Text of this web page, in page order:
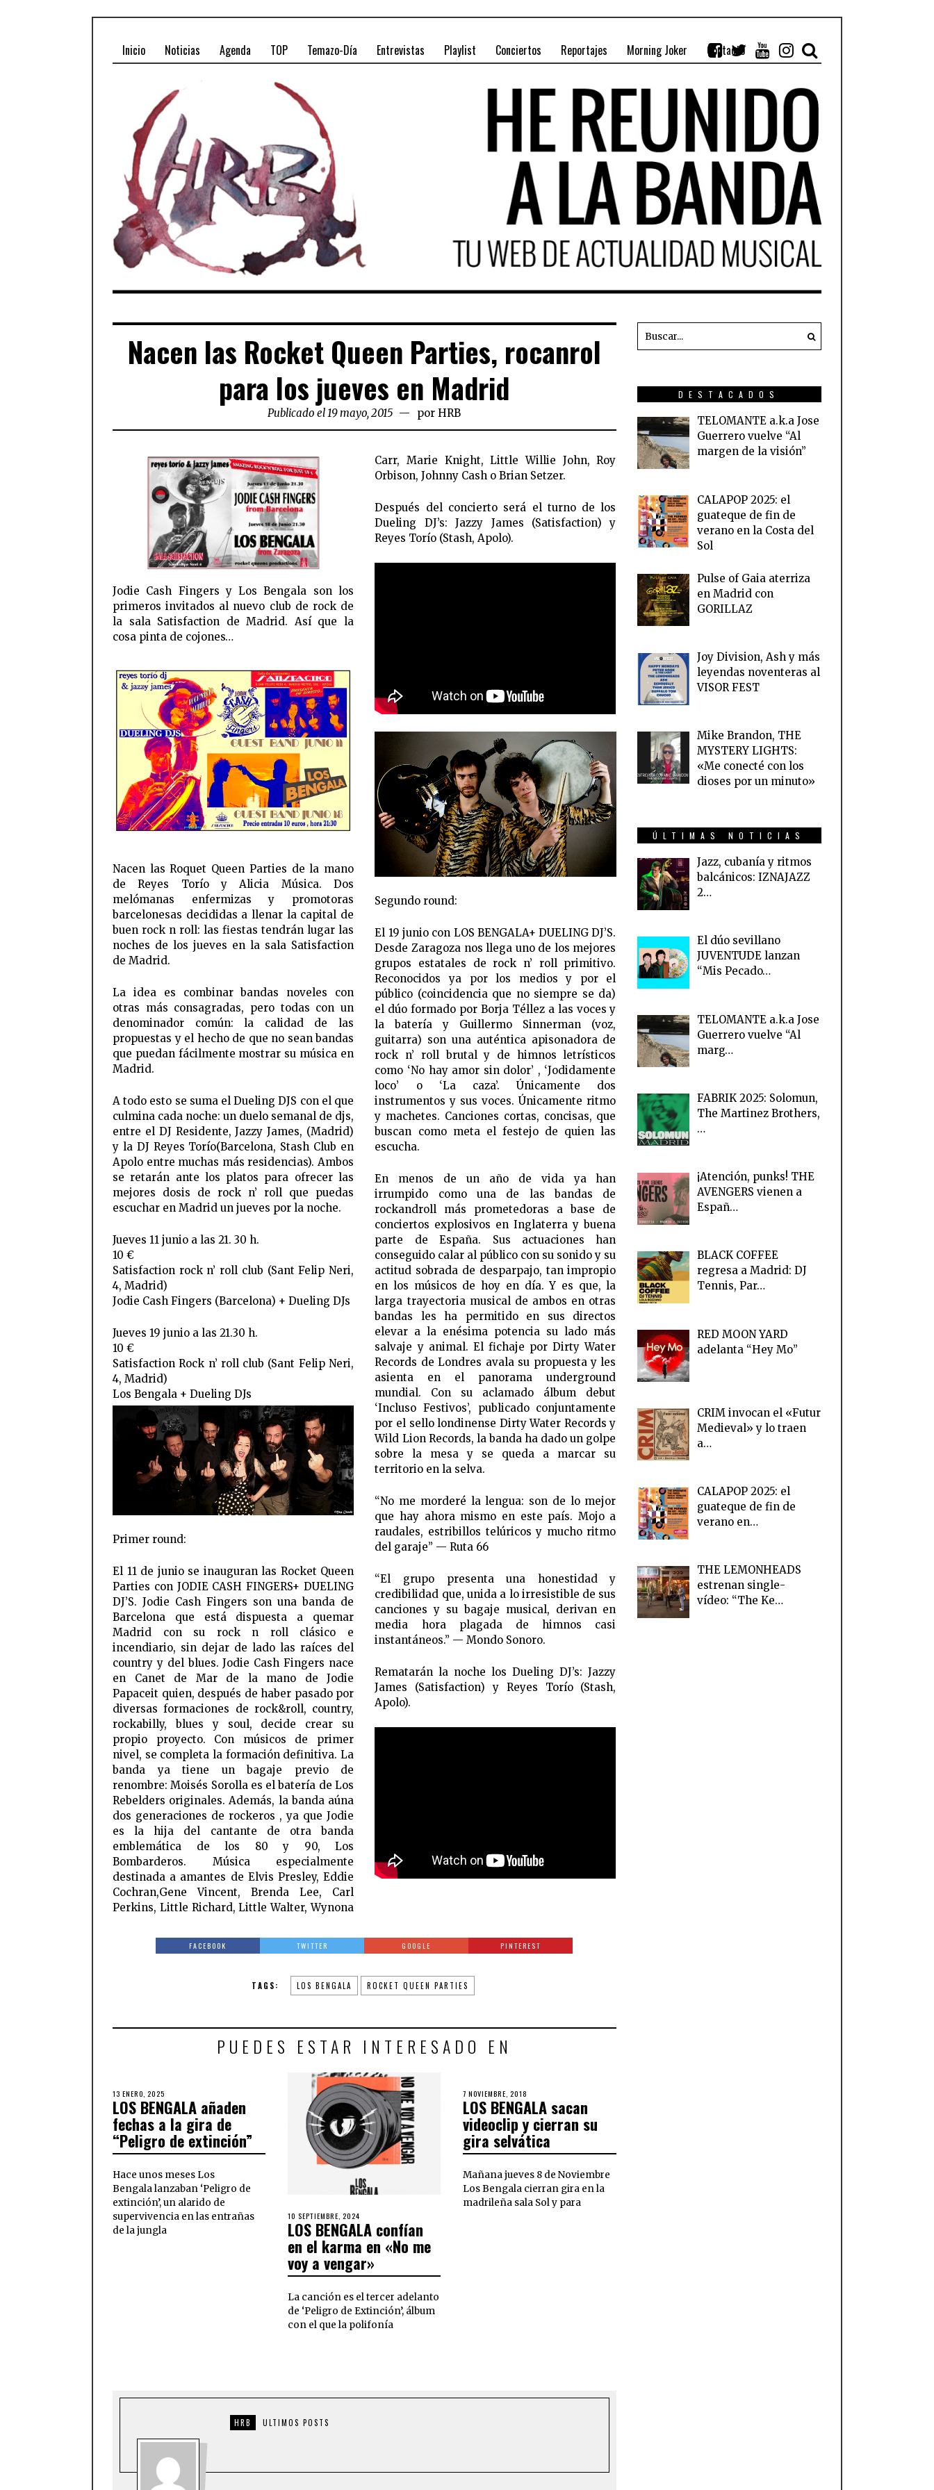
Inicio Noticias Agenda TOP Temazo-Día Entrevistas Playlist Conciertos Reportajes Morning Joker Contacto
Nacen las Rocket Queen Parties, rocanrol
para los jueves en Madrid
Publicado el 19 mayo, 2015 porHRB
Jodie Cash Fingers y Los Bengala son los
primeros invitados al nuevo club de rock de
la sala Satisfaction de Madrid. Así que la
cosa pinta de cojones…
Nacen las Roquet Queen Parties de la mano
de Reyes Torío y Alicia Música. Dos
melómanas enfermizas y promotoras
barcelonesas decididas a llenar la capital de
buen rock n roll: las fiestas tendrán lugar las
noches de los jueves en la sala Satisfaction
de Madrid.
La idea es combinar bandas noveles con
otras más consagradas, pero todas con un
denominador común: la calidad de las
propuestas y el hecho de que no sean bandas
que puedan fácilmente mostrar su música en
Madrid.
A todo esto se suma el Dueling DJS con el que
culmina cada noche: un duelo semanal de djs,
entre el DJ Residente, Jazzy James, (Madrid)
y la DJ Reyes Torío(Barcelona, Stash Club en
Apolo entre muchas más residencias). Ambos
se retarán ante los platos para ofrecer las
mejores dosis de rock n’ roll que puedas
escuchar en Madrid un jueves por la noche.
Jueves 11 junio a las 21. 30 h.
10 €
Satisfaction rock n’ roll club (Sant Felip Neri,
4, Madrid)
Jodie Cash Fingers (Barcelona) + Dueling DJs
Jueves 19 junio a las 21.30 h.
10 €
Satisfaction Rock n’ roll club (Sant Felip Neri,
4, Madrid)
Los Bengala + Dueling DJs
Primer round:
El 11 de junio se inauguran las Rocket Queen
Parties con JODIE CASH FINGERS+ DUELING
DJ’S. Jodie Cash Fingers son una banda de
Barcelona que está dispuesta a quemar
Madrid con su rock n roll clásico e
incendiario, sin dejar de lado las raíces del
country y del blues. Jodie Cash Fingers nace
en Canet de Mar de la mano de Jodie
Papaceit quien, después de haber pasado por
diversas formaciones de rock&roll, country,
rockabilly, blues y soul, decide crear su
propio proyecto. Con músicos de primer
nivel, se completa la formación definitiva. La
banda ya tiene un bagaje previo de
renombre: Moisés Sorolla es el batería de Los
Rebelders originales. Además, la banda aúna
dos generaciones de rockeros , ya que Jodie
es la hija del cantante de otra banda
emblemática de los 80 y 90, Los
Bombarderos. Música especialmente
destinada a amantes de Elvis Presley, Eddie
Cochran,Gene Vincent, Brenda Lee, Carl
Perkins, Little Richard, Little Walter, Wynona
Carr, Marie Knight, Little Willie John, Roy
Orbison, Johnny Cash o Brian Setzer.
Después del concierto será el turno de los
Dueling DJ’s: Jazzy James (Satisfaction) y
Reyes Torío (Stash, Apolo).
Segundo round:
El 19 junio con LOS BENGALA+ DUELING DJ’S.
Desde Zaragoza nos llega uno de los mejores
grupos estatales de rock n’ roll primitivo.
Reconocidos ya por los medios y por el
público (coincidencia que no siempre se da)
el dúo formado por Borja Téllez a las voces y
la batería y Guillermo Sinnerman (voz,
guitarra) son una auténtica apisonadora de
rock n’ roll brutal y de himnos letrísticos
como ‘No hay amor sin dolor’ , ‘Jodidamente
loco’ o ‘La caza’. Únicamente dos
instrumentos y sus voces. Únicamente ritmo
y machetes. Canciones cortas, concisas, que
buscan como meta el festejo de quien las
escucha.
En menos de un año de vida ya han
irrumpido como una de las bandas de
rockandroll más prometedoras a base de
conciertos explosivos en Inglaterra y buena
parte de España. Sus actuaciones han
conseguido calar al público con su sonido y su
actitud sobrada de desparpajo, tan impropio
en los músicos de hoy en día. Y es que, la
larga trayectoria musical de ambos en otras
bandas les ha permitido en sus directos
elevar a la enésima potencia su lado más
salvaje y animal. El fichaje por Dirty Water
Records de Londres avala su propuesta y les
asienta en el panorama underground
mundial. Con su aclamado álbum debut
‘Incluso Festivos’, publicado conjuntamente
por el sello londinense Dirty Water Records y
Wild Lion Records, la banda ha dado un golpe
sobre la mesa y se queda a marcar su
territorio en la selva.
“No me morderé la lengua: son de lo mejor
que hay ahora mismo en este país. Mojo a
raudales, estribillos telúricos y mucho ritmo
del garaje” — Ruta 66
“El grupo presenta una honestidad y
credibilidad que, unida a lo irresistible de sus
canciones y su bagaje musical, derivan en
media hora plagada de himnos casi
instantáneos.” — Mondo Sonoro.
Rematarán la noche los Dueling DJ’s: Jazzy
James (Satisfaction) y Reyes Torío (Stash,
Apolo).
FACEBOOK TWITTER GOOGLE PINTEREST
TAGS: LOS BENGALA ROCKET QUEEN PARTIES
PUEDES ESTAR INTERESADO EN
13 ENERO, 2025
LOS BENGALA añaden
fechas a la gira de
“Peligro de extinción”
Hace unos meses Los
Bengala lanzaban ‘Peligro de
extinción’, un alarido de
supervivencia en las entrañas
de la jungla
10 SEPTIEMBRE, 2024
LOS BENGALA confían
en el karma en «No me
voy a vengar»
La canción es el tercer adelanto
de ‘Peligro de Extinción’, álbum
con el que la polifonía
7 NOVIEMBRE, 2018
LOS BENGALA sacan
videoclip y cierran su
gira selvática
Mañana jueves 8 de Noviembre
Los Bengala cierran gira en la
madrileña sala Sol y para
HRB ULTIMOS POSTS
DESTACADOS
TELOMANTE a.k.a Jose
Guerrero vuelve “Al
margen de la visión”
CALAPOP 2025: el
guateque de fin de
verano en la Costa del
Sol
Pulse of Gaia aterriza
en Madrid con
GORILLAZ
Joy Division, Ash y más
leyendas noventeras al
VISOR FEST
Mike Brandon, THE
MYSTERY LIGHTS:
«Me conecté con los
dioses por un minuto»
ÚLTIMAS NOTICIAS
Jazz, cubanía y ritmos
balcánicos: IZNAJAZZ
2…
El dúo sevillano
JUVENTUDE lanzan
“Mis Pecado…
TELOMANTE a.k.a Jose
Guerrero vuelve “Al
marg…
FABRIK 2025: Solomun,
The Martinez Brothers,
…
¡Atención, punks! THE
AVENGERS vienen a
Españ…
BLACK COFFEE
regresa a Madrid: DJ
Tennis, Par…
RED MOON YARD
adelanta “Hey Mo”
CRIM invocan el «Futur
Medieval» y lo traen
a…
CALAPOP 2025: el
guateque de fin de
verano en…
THE LEMONHEADS
estrenan single-
vídeo: “The Ke…